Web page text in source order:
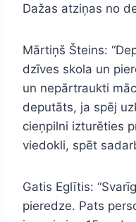
Dažas atziņas no
Mārtiņš Šteins:
dzīves skola un
un nepārtraukti
deputāts, ja spēj
cieņpilni izturēties
viedokli, spēt
Gatis Eglītis:
pieredze. Pats